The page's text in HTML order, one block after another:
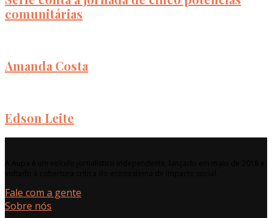
comunitárias
Amanda Costa
Edson Leite
Fale com a gente
Sobre nós